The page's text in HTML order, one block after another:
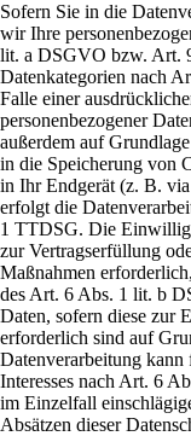
Sofern Sie in die
wir Ihre
lit. a DSGVO bzw. Art.
Datenkategorien nach
Falle einer
personenbezogener
außerdem auf
in die Speicherung von
in Ihr Endgerät (z. B.
erfolgt die
1 TTDSG. Die
zur Vertragserfüllung
Maßnahmen
des Art. 6 Abs. 1 lit. b
Daten, sofern diese zur
erforderlich sind auf
Datenverarbeitung kann
Interesses nach Art. 6
im Einzelfall
Absätzen dieser